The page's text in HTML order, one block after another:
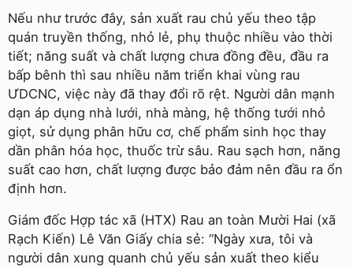
Nếu như trước đây, sản xuất rau chủ yếu theo tập
quán truyền thống, nhỏ lẻ, phụ thuộc nhiều vào thời
tiết; năng suất và chất lượng chưa đồng đều, đầu ra
bấp bênh thì sau nhiều năm triển khai vùng rau
ƯDCNC, việc này đã thay đổi rõ rệt. Người dân mạnh
dạn áp dụng nhà lưới, nhà màng, hệ thống tưới nhỏ
giọt, sử dụng phân hữu cơ, chế phẩm sinh học thay
dần phân hóa học, thuốc trừ sâu. Rau sạch hơn, năng
suất cao hơn, chất lượng được bảo đảm nên đầu ra ổn
định hơn.
Giám đốc Hợp tác xã (HTX) Rau an toàn Mười Hai (xã
Rạch Kiến) Lê Văn Giấy chia sẻ: “Ngày xưa, tôi và
người dân xung quanh chủ yếu sản xuất theo kiểu